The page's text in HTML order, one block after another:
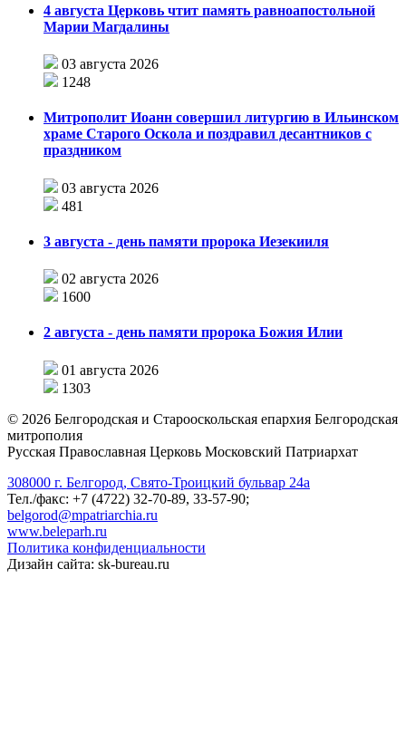
4 августа Церковь чтит память равноапостольной
Марии Магдалины
03 августа 2026
1248
Митрополит Иоанн совершил литургию в Ильинском
храме Старого Оскола и поздравил десантников с
праздником
03 августа 2026
481
3 августа - день памяти пророка Иезекииля
02 августа 2026
1600
2 августа - день памяти пророка Божия Илии
01 августа 2026
1303
© 2026 Белгородская и Старооскольская епархия Белгородская
митрополия
Русская Православная Церковь Московский Патриархат
308000 г. Белгород, Свято-Троицкий бульвар 24а
Тел./факс: +7 (4722) 32-70-89, 33-57-90;
belgorod@mpatriarchia.ru
www.beleparh.ru
Политика конфиденциальности
Дизайн сайта: sk-bureau.ru